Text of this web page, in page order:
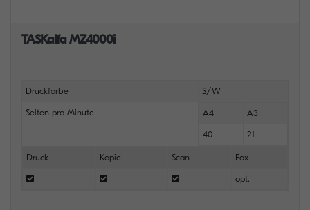
TASKalfa MZ4000i
Druckfarbe S/W
Seiten pro Minute A4 A3
40 21
Druck Kopie Scan Fax
opt.